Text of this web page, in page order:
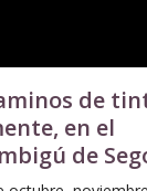
de
en el
de